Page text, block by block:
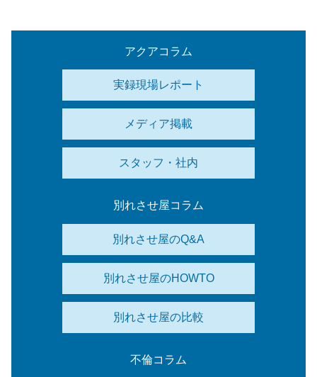
アクアコラム
実録現場レポート
メディア掲載
スタッフ・社内
別れさせ屋コラム
別れさせ屋のQ&A
別れさせ屋のHOWTO
別れさせ屋の比較
不倫コラム